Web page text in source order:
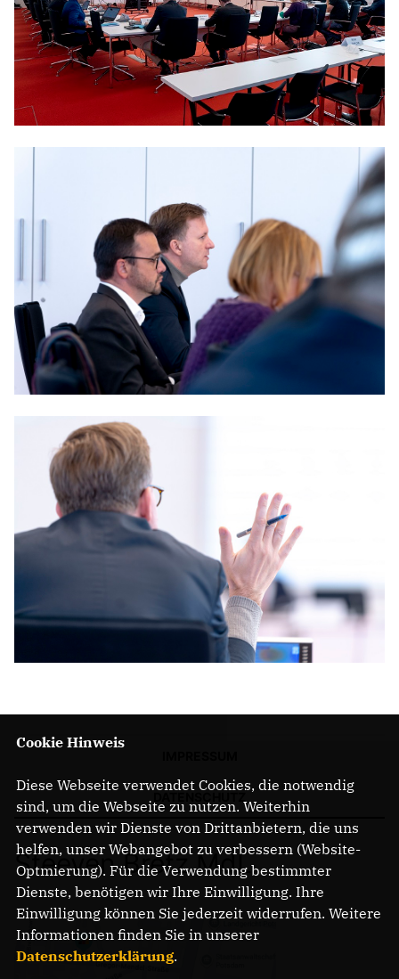
Steeven Bretz MdL
Cookie Hinweis
Diese Webseite verwendet Cookies, die notwendig
sind, um die Webseite zu nutzen. Weiterhin
verwenden wir Dienste von Drittanbietern, die uns
helfen, unser Webangebot zu verbessern (Website-
Optmierung). Für die Verwendung bestimmter
Dienste, benötigen wir Ihre Einwilligung. Ihre
Einwilligung können Sie jederzeit widerrufen. Weitere
Informationen finden Sie in unserer
Datenschutzerklärung.